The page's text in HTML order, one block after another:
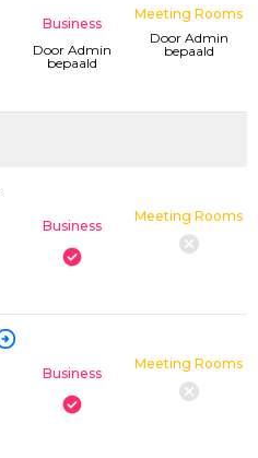
Business
Door Admin
bepaald
Meeting Rooms
Door Admin
bepaald
Business
Meeting Rooms
Business
Meeting Rooms